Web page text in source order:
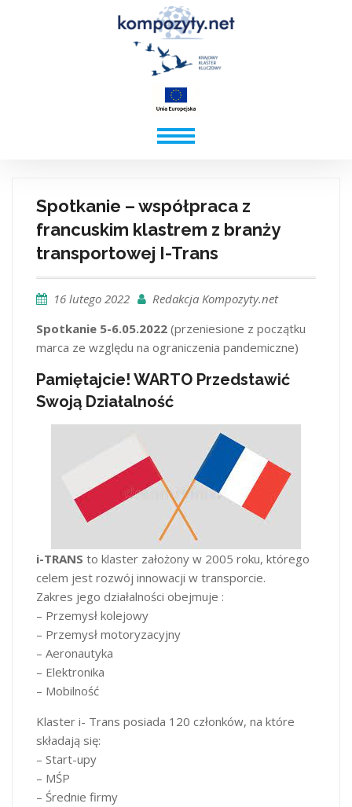
Spotkanie – współpraca z
francuskim klastrem z branży
transportowej I-Trans
16 lutego 2022
Redakcja Kompozyty.net
Spotkanie 5-6.05.2022 (przeniesione z początku
marca ze względu na ograniczenia pandemiczne)
Pamiętajcie! WARTO Przedstawić
Swoją Działalność
i-TRANS to klaster założony w 2005 roku, którego
celem jest rozwój innowacji w transporcie.
Zakres jego działalności obejmuje :
– Przemysł kolejowy
– Przemysł motoryzacyjny
– Aeronautyka
– Elektronika
– Mobilność
Klaster i- Trans posiada 120 członków, na które
składają się:
– Start-upy
– MŚP
– Średnie firmy